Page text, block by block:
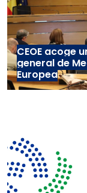
CEOE acoge
general de
Europea